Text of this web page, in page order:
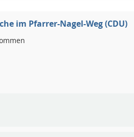
im Pfarrer-Nagel-Weg (CDU)